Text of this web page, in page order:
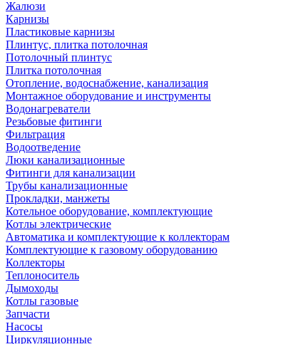
Жалюзи
Карнизы
Пластиковые карнизы
Плинтус, плитка потолочная
Потолочный плинтус
Плитка потолочная
Отопление, водоснабжение, канализация
Монтажное оборудование и инструменты
Водонагреватели
Резьбовые фитинги
Фильтрация
Водоотведение
Люки канализационные
Фитинги для канализации
Трубы канализационные
Прокладки, манжеты
Котельное оборудование, комплектующие
Котлы электрические
Автоматика и комплектующие к коллекторам
Комплектующие к газовому оборудованию
Коллекторы
Теплоноситель
Дымоходы
Котлы газовые
Запчасти
Насосы
Циркуляционные